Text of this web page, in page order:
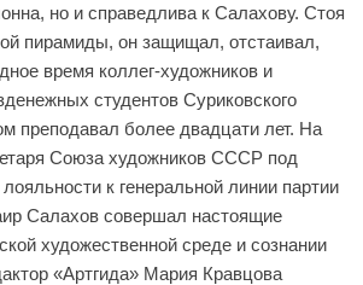
но и справедлива к Салахову. Стоя
пирамиды, он защищал, отстаивал,
время коллег-художников и
студентов Суриковского
преподавал более двадцати лет. На
Союза художников СССР под
к генеральной линии партии
Салахов совершал настоящие
художественной среде и сознании
«Артгида» Мария Кравцова